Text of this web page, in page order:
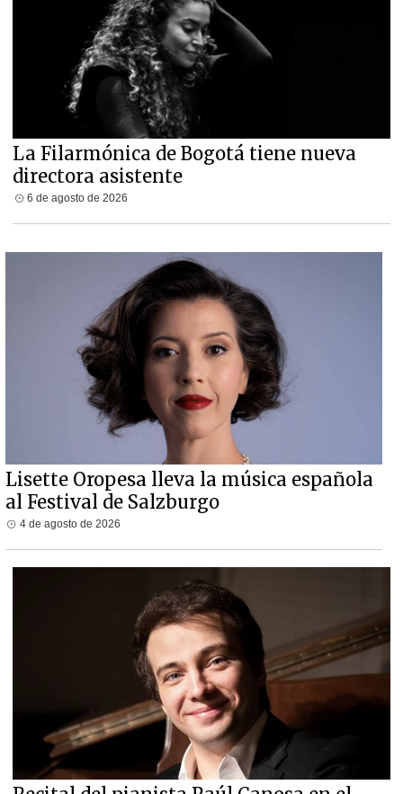
La Filarmónica de Bogotá tiene nueva
directora asistente
6 de agosto de 2026
Lisette Oropesa lleva la música española
al Festival de Salzburgo
4 de agosto de 2026